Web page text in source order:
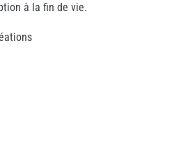
à la fin de vie.